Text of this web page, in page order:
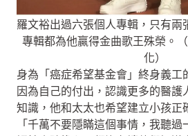
羅文裕出過六張個人專輯，只有兩
專輯都為他贏得金曲歌王殊榮。
化）
身為「癌症希望基金會」終身義工
因為自己的付出，認識更多的醫護
知識，他和太太也希望建立小孩正
「千萬不要隱瞞這個事情，我聽